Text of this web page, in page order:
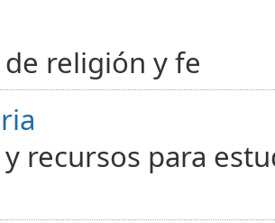
religión y fe
recursos para